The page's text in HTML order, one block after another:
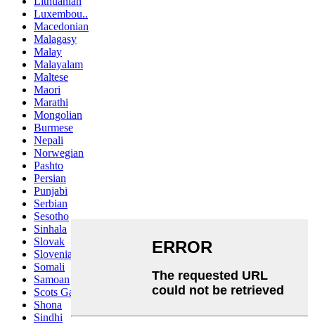
Luxembou..
Macedonian
Malagasy
Malay
Malayalam
Maltese
Maori
Marathi
Mongolian
Burmese
Nepali
Norwegian
Pashto
Persian
Punjabi
Serbian
Sesotho
Sinhala
Slovak
Slovenian
Somali
Samoan
Scots Gaelic
Shona
Sindhi